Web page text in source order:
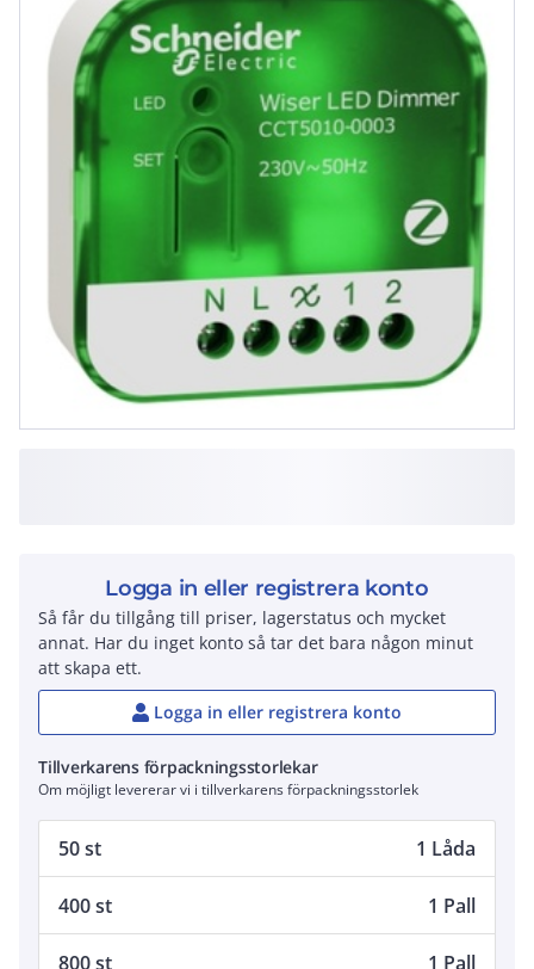
Logga in eller registrera konto
Så får du tillgång till priser, lagerstatus och mycket
annat. Har du inget konto så tar det bara någon minut
att skapa ett.
Logga in eller registrera konto
Tillverkarens förpackningsstorlekar
Om möjligt levererar vi i tillverkarens förpackningsstorlek
50 st 1 Låda
400 st 1 Pall
800 st 1 Pall